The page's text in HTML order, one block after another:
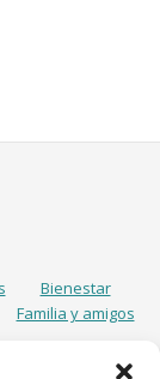
Bienestar
Familia y amigos